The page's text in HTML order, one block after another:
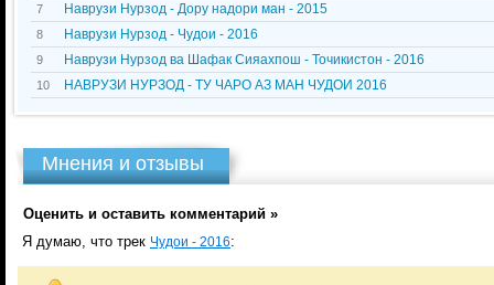
7 Наврузи Нурзод - Дору надори ман - 2015
8 Наврузи Нурзод - Чудои - 2016
9 Наврузи Нурзод ва Шафак Сияахпош - Точикистон - 2016
10 НАВРУЗИ НУРЗОД - ТУ ЧАРО АЗ МАН ЧУДОИ 2016
Мнения и отзывы
Оценить и оставить комментарий »
Я думаю, что трек Чудои - 2016: